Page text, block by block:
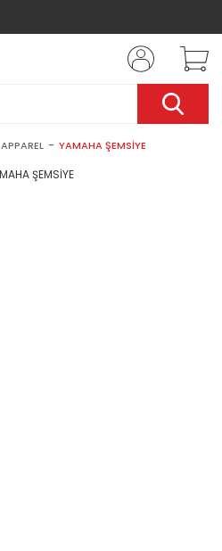
APPAREL YAMAHA ŞEMSİYE